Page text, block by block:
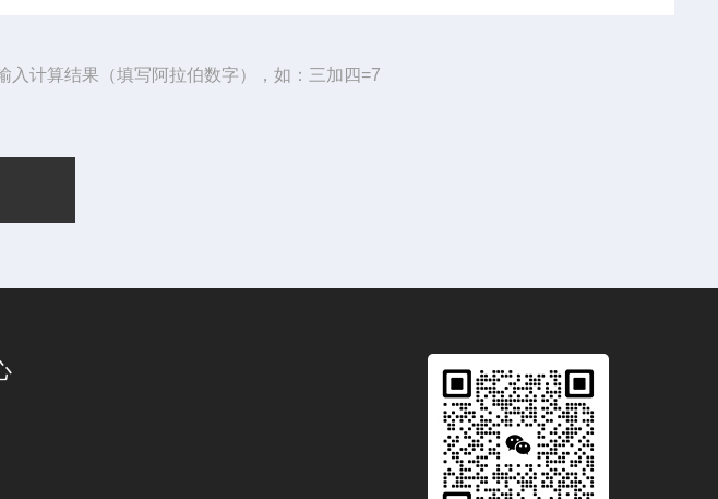
入计算结果（填写阿拉伯数字），如：三加四=7